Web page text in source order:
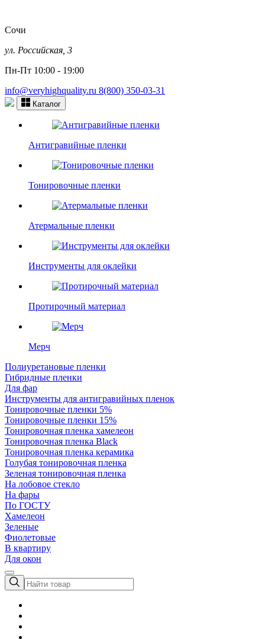
Сочи
ул. Российская, 3
Пн-Пт 10:00 - 19:00
info@veryhighquality.ru 8(800) 350-03-31
Каталог
Антигравийные пленки
Тонировочные пленки
Атермальные пленки
Инструменты для оклейки
Протирочный материал
Мерч
Полиуретановые пленки
Гибридные пленки
Для фар
Инструменты для антигравийных пленок
Тонировочные пленки 5%
Тонировочные пленки 15%
Тонировочная пленка хамелеон
Тонировочная пленка Black
Тонировочная пленка керамика
Голубая тонировочная пленка
Зеленая тонировочная пленка
На лобовое стекло
На фары
По ГОСТУ
Хамелеон
Зеленые
Фиолетовые
В квартиру
Для окон